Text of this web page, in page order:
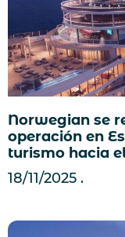
Norwegian se
operación en
turismo hacia
18/11/2025